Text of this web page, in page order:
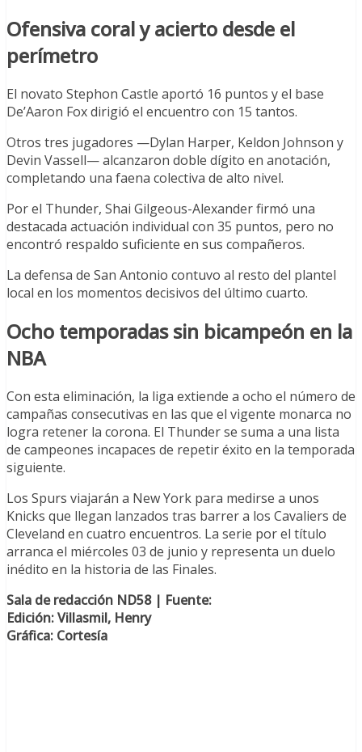
Ofensiva coral y acierto desde el
perímetro
El novato Stephon Castle aportó 16 puntos y el base
De’Aaron Fox dirigió el encuentro con 15 tantos.
Otros tres jugadores —Dylan Harper, Keldon Johnson y
Devin Vassell— alcanzaron doble dígito en anotación,
completando una faena colectiva de alto nivel.
Por el Thunder, Shai Gilgeous-Alexander firmó una
destacada actuación individual con 35 puntos, pero no
encontró respaldo suficiente en sus compañeros.
La defensa de San Antonio contuvo al resto del plantel
local en los momentos decisivos del último cuarto.
Ocho temporadas sin bicampeón en la
NBA
Con esta eliminación, la liga extiende a ocho el número de
campañas consecutivas en las que el vigente monarca no
logra retener la corona. El Thunder se suma a una lista
de campeones incapaces de repetir éxito en la temporada
siguiente.
Los Spurs viajarán a New York para medirse a unos
Knicks que llegan lanzados tras barrer a los Cavaliers de
Cleveland en cuatro encuentros. La serie por el título
arranca el miércoles 03 de junio y representa un duelo
inédito en la historia de las Finales.
Sala de redacción ND58 | Fuente:
Edición: Villasmil, Henry
Gráfica: Cortesía